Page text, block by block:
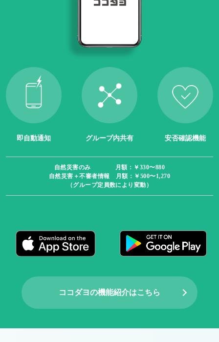
即自動通知 グループ内共有 安否確認機能
自然災害のみ 月額：￥330〜880
自然災害＋不審者情報 月額：￥500〜1,270
（グループ定員数により変動）
ココダヨの機能紹介はこちら